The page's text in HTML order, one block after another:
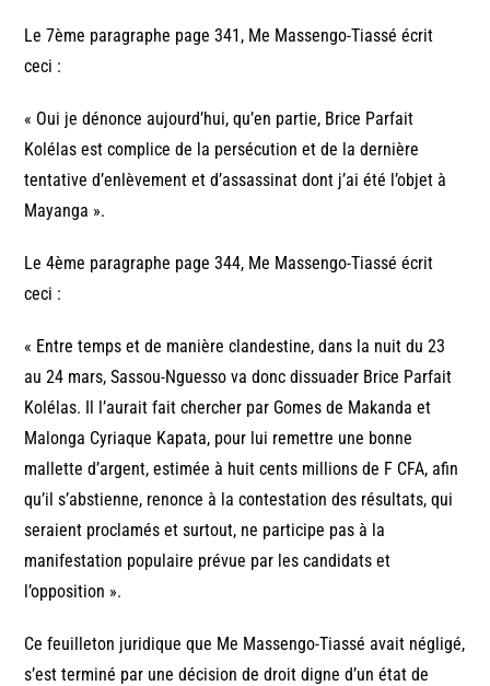
Le 7ème paragraphe page 341, Me Massengo-Tiassé écrit
ceci :
« Oui je dénonce aujourd’hui, qu’en partie, Brice Parfait
Kolélas est complice de la persécution et de la dernière
tentative d’enlèvement et d’assassinat dont j’ai été l’objet à
Mayanga ».
Le 4ème paragraphe page 344, Me Massengo-Tiassé écrit
ceci :
« Entre temps et de manière clandestine, dans la nuit du 23
au 24 mars, Sassou-Nguesso va donc dissuader Brice Parfait
Kolélas. Il l’aurait fait chercher par Gomes de Makanda et
Malonga Cyriaque Kapata, pour lui remettre une bonne
mallette d’argent, estimée à huit cents millions de F CFA, afin
qu’il s’abstienne, renonce à la contestation des résultats, qui
seraient proclamés et surtout, ne participe pas à la
manifestation populaire prévue par les candidats et
l’opposition ».
Ce feuilleton juridique que Me Massengo-Tiassé avait négligé,
s’est terminé par une décision de droit digne d’un état de